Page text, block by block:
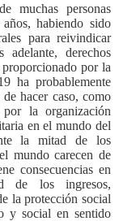
muchas personas
habiendo sido
para reivindicar
adelante, derechos
por la
ha probablemente
hacer caso, como
la organización
en el mundo del
la mitad de los
mundo carecen de
consecuencias en
de los ingresos,
la protección social
y social en sentido